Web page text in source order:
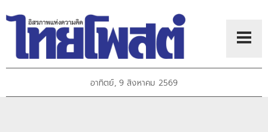
อาทิตย์, 9 สิงหาคม 2569